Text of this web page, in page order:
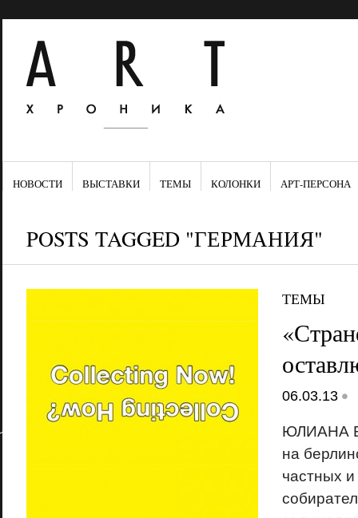
НОВОСТИ ВЫСТАВКИ ТЕМЫ КОЛОНКИ АРТ-ПЕРСОНА
POSTS TAGGED "ГЕРМАНИЯ"
ТЕМЫ
06.03.13 •
ЮЛИАНА
на
частных